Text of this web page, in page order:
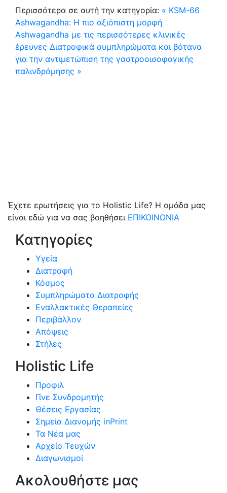
Περισσότερα σε αυτή την κατηγορία: « KSM-66
Ashwagandha: Η πιο αξιόπιστη μορφή
Ashwagandha με τις περισσότερες κλινικές
έρευνες Διατροφικά συμπληρώματα και βότανα
για την αντιμετώπιση της γαστροοισοφαγικής
παλινδρόμησης »
Έχετε ερωτήσεις για το Holistic Life? Η ομάδα μας
είναι εδώ για να σας βοηθήσει ΕΠΙΚΟΙΝΩΝΙΑ
Κατηγορίες
Υγεία
Διατροφή
Κόσμος
Συμπληρώματα Διατροφής
Εναλλακτικές Θεραπείες
Περιβάλλον
Απόψεις
Στήλες
Holistic Life
Προφιλ
Γίνε Συνδρομητής
Θέσεις Εργασίας
Σημεία Διανομής inPrint
Τα Νέα μας
Αρχείο Τευχών
Διαγωνισμοί
Ακολουθήστε μας